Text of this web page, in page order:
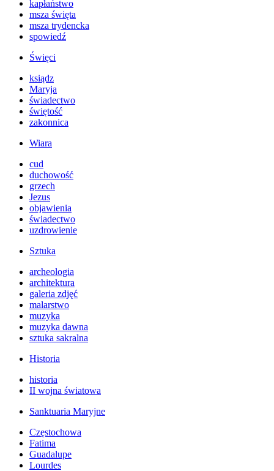
kapłaństwo
msza święta
msza trydencka
spowiedź
Święci
ksiądz
Maryja
świadectwo
świętość
zakonnica
Wiara
cud
duchowość
grzech
Jezus
objawienia
świadectwo
uzdrowienie
Sztuka
archeologia
architektura
galeria zdjęć
malarstwo
muzyka
muzyka dawna
sztuka sakralna
Historia
historia
II wojna światowa
Sanktuaria Maryjne
Częstochowa
Fatima
Guadalupe
Lourdes